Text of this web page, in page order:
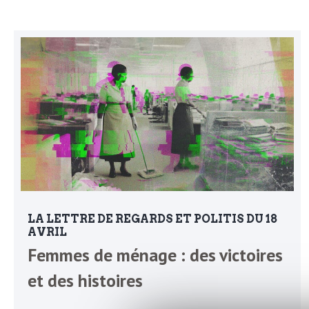
a
l
e
L
e
D
e
e
w
s
l
e
t
t
e
r
:
L
LA LETTRE DE REGARDS ET POLITIS DU 18
AVRIL
Femmes de ménage : des victoires
et des histoires